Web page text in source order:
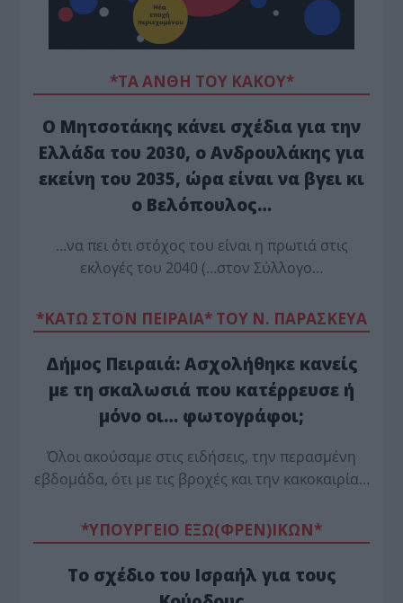
*ΤΑ ΆΝΘΗ ΤΟΥ ΚΑΚΟΎ*
Ο Μητσοτάκης κάνει σχέδια για την
Ελλάδα του 2030, ο Ανδρουλάκης για
εκείνη του 2035, ώρα είναι να βγει κι
ο Βελόπουλος…
…να πει ότι στόχος του είναι η πρωτιά στις
εκλογές του 2040 (…στον Σύλλογο…
*ΚΑΤΩ ΣΤΟΝ ΠΕΙΡΑΙΑ* ΤΟΥ Ν. ΠΑΡΑΣΚΕΥΑ
Δήμος Πειραιά: Ασχολήθηκε κανείς
με τη σκαλωσιά που κατέρρευσε ή
μόνο οι… φωτογράφοι;
Όλοι ακούσαμε στις ειδήσεις, την περασμένη
εβδομάδα, ότι με τις βροχές και την κακοκαιρία…
*ΥΠΟΥΡΓΕΙΟ ΕΞΩ(ΦΡΕΝ)ΙΚΩΝ*
Το σχέδιο του Ισραήλ για τους